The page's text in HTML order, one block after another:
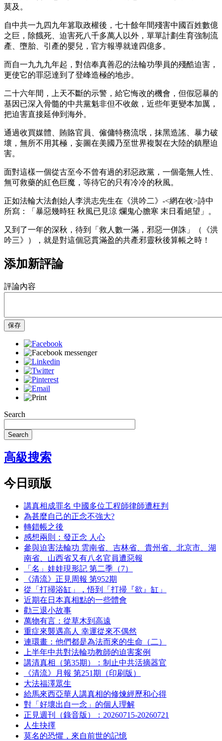
莫及。
自中共一九四九年篡取政權後，七十餘年間殘害中國百姓數億
之巨，除餓死、迫害死八千多萬人以外，單單計劃生育強制流
產、墮胎、引產的嬰兒，官方報導就達四億多。
而自一九九九年起，對信奉真善忍的法輪功學員的殘酷迫害，
更使它的罪惡達到了登峰造極的地步。
二十六年間，上天不斷的示警，給它悔改的機會，但假惡暴的
基因已深入骨髓的中共黨魁非但不收斂，近些年更變本加厲，
把迫害直接延伸到海外。
通過收買媒體、賄賂官員、僱傭特務流氓，抹黑造謠、暴力破
壞，無所不用其極，妄圖在美國乃至世界複製在大陸的鎮壓迫
害。
面對這樣一個從古至今不曾有過的邪惡政黨，一個毫無人性、
無可救藥的紅色巨魔，等待它的只有冷冷的秋風。
正如法輪大法創始人李洪志先生在《洪吟二》-<網在收>詩中
所寫：「暴惡幾時狂 秋風已見涼 爛鬼心膽寒 末日看絕望」。
又到了一年的深秋，待到「救人數一滿，邪惡一併誅」（《洪
吟三》），就是對這個惡貫滿盈的共產邪靈秋後算帳之時！
添加新評論
評論內容
保存
Search
Search
高級搜索
今日頭版
講真相成罪名 中國多位工程師律師遭枉判
為甚麼自己的正念不強大?
轉錯帳之後
感想兩則：發正念 人心
參與迫害法輪功 雲南省、吉林省、貴州省、北京市、湖
南省、山西省又有八名官員遭惡報
「名」娃娃現形記 第二季（7）
《清流》正見周報 第952期
從「打掃浴缸」，悟到「打掃『欲』缸」
近期在日本真相點的一些體會
勸三退小故事
萬物有言：從草木到高遠
重症來襲遇高人 幸運從來不偶然
連環畫：他們都是為法而來的生命（二）
上半年中共對法輪功教師的迫害案例
講清真相（第35期）：制止中共活摘器官
《清流》月報 第251期（印刷版）
大法福澤眾生
給馬來西亞華人講真相的修煉經歷和心得
對「好壞出自一念」的個人理解
正見週刊（錄音版）：20260715-20260721
人生抉擇
莫名的恐懼，來自前世的記憶